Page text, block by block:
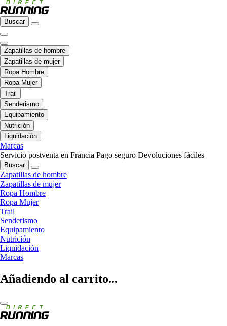
Buscar
Zapatillas de hombre
Zapatillas de mujer
Ropa Hombre
Ropa Mujer
Trail
Senderismo
Equipamiento
Nutrición
Liquidación
Marcas
Servicio postventa en Francia Pago seguro Devoluciones fáciles
Buscar
Zapatillas de hombre
Zapatillas de mujer
Ropa Hombre
Ropa Mujer
Trail
Senderismo
Equipamiento
Nutrición
Liquidación
Marcas
Añadiendo al carrito...